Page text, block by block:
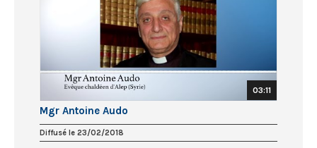
03:11
Mgr Antoine Audo
Diffusé le 23/02/2018